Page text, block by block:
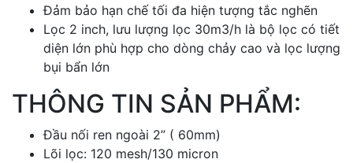
Đảm bảo hạn chế tối đa hiện tượng tắc nghẽn
Lọc 2 inch, lưu lượng lọc 30m3/h là bộ lọc có tiết
diện lớn phù hợp cho dòng chảy cao và lọc lượng
bụi bẩn lớn
THÔNG TIN SẢN PHẨM:
Đầu nối ren ngoài 2” ( 60mm)
Lõi lọc: 120 mesh/130 micron